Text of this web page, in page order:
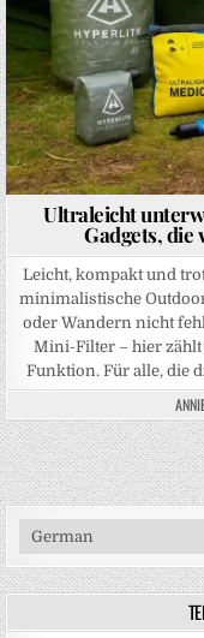
Ultraleicht
Gadgets, die
Leicht, kompakt und
minimalistische
oder Wandern nicht
Mini-Filter – hier zählt
Funktion. Für alle, die